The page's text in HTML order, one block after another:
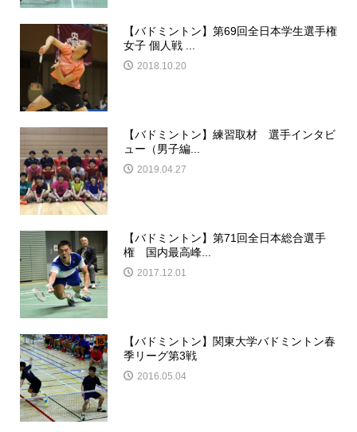
【バドミントン】第69回全日本学生選手権
女子 個人戦 ...
2018.10.20
【バドミントン】練習取材 選手インタビ
ュー（男子編...
2019.04.27
【バドミントン】第71回全日本総合選手
権 国内最高峰...
2017.12.01
【バドミントン】関東大学バドミントン春
季リーグ第3戦
2016.05.04